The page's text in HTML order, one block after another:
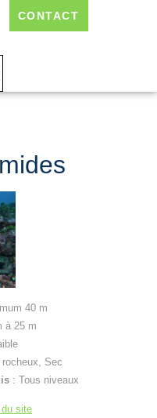
CONTACT
40 m
à 25 m
Sec
: Tous niveaux
site